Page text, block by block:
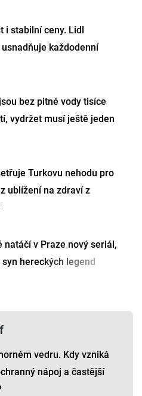
i stabilní ceny. Lidl
usnadňuje každodenní
bez pitné vody tisíce
vydržet musí ještě jeden
Turkovu nehodu pro
ublížení na zdraví z
natáčí v Praze nový seriál,
hereckých legend
vedru. Kdy vzniká
nápoj a častější